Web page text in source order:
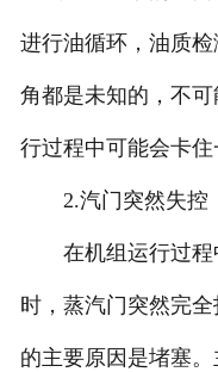
进行油循环，油质
角都是未知的，不
行过程中可能会卡住
2.汽门突然失控
在机组运行过程
时，蒸汽门突然完
的主要原因是堵塞